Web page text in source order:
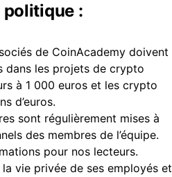
politique :
de CoinAcademy doivent
dans les projets de crypto
à 1 000 euros et les crypto
d’euros.
sont régulièrement mises à
des membres de l’équipe.
pour nos lecteurs.
vie privée de ses employés et